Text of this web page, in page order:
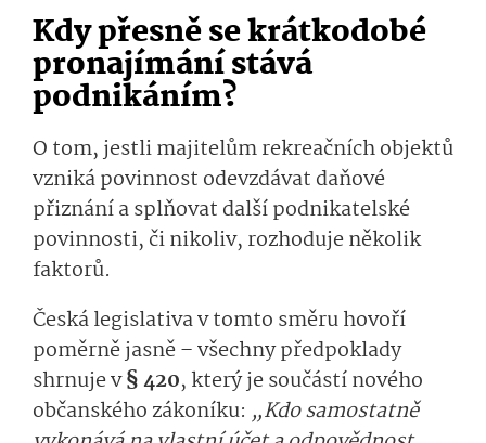
Kdy přesně se krátkodobé
pronajímání stává
podnikáním?
O tom, jestli majitelům rekreačních objektů
vzniká povinnost odevzdávat daňové
přiznání a splňovat další podnikatelské
povinnosti, či nikoliv, rozhoduje několik
faktorů.
Česká legislativa v tomto směru hovoří
poměrně jasně – všechny předpoklady
shrnuje v§ 420, který je součástí nového
občanského zákoníku: „Kdo samostatně